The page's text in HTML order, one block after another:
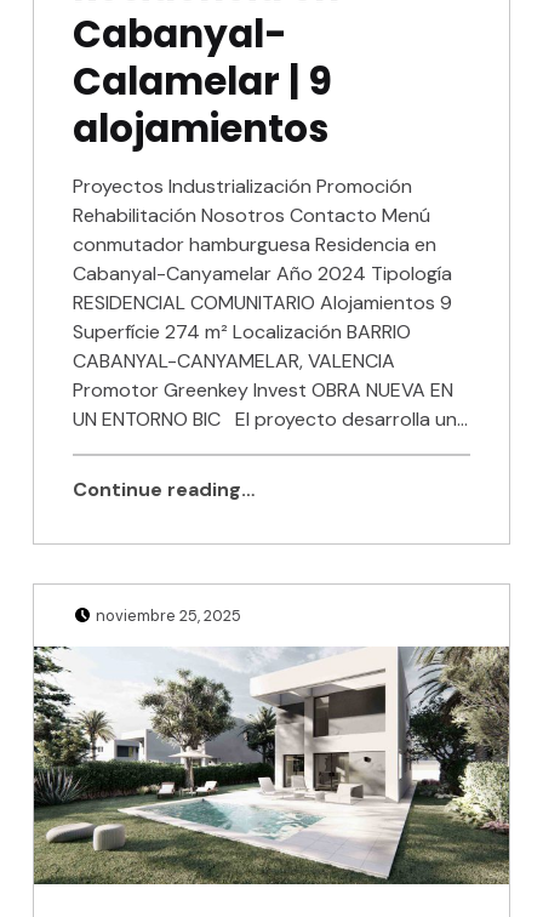
Etiqueta:foios
Cabanyal-
Calamelar | 9
alojamientos
Proyectos Industrialización Promoción
Rehabilitación Nosotros Contacto Menú
conmutador hamburguesa Residencia en
Cabanyal-Canyamelar Año 2024 Tipología
RESIDENCIAL COMUNITARIO Alojamientos 9
Superfície 274 m² Localización BARRIO
CABANYAL-CANYAMELAR, VALENCIA
Promotor Greenkey Invest OBRA NUEVA EN
UN ENTORNO BIC El proyecto desarrolla un…
Continue reading…
Posted on:
noviembre 25, 2025